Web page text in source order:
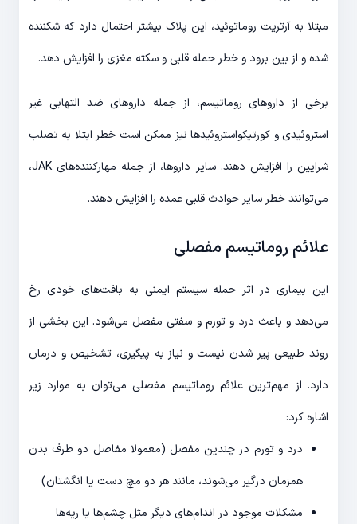
مبتلا به آرتریت روماتوئید، این پلاک بیشتر احتمال دارد که شکننده
شده و از بین برود و خطر حمله قلبی و سکته مغزی را افزایش دهد.
برخی از داروهای روماتیسم، از جمله داروهای ضد التهابی غیر
استروئیدی و کورتیکواستروئیدها نیز ممکن است خطر ابتلا به تصلب
شرایین را افزایش دهند. سایر داروها، از جمله مهارکننده‌های JAK،
می‌توانند خطر سایر حوادث قلبی عمده را افزایش دهند.
علائم روماتیسم مفصلی
این بیماری در اثر حمله سیستم ایمنی به بافت‌های خودی رخ
می‌دهد و باعث درد و تورم و سفتی مفصل می‌شود. این بخشی از
روند طبیعی پیر شدن نیست و نیاز به پیگیری، تشخیص و درمان
دارد. از مهم‌ترین علائم روماتیسم مفصلی می‌توان به موارد زیر
اشاره کرد:
درد و تورم در چندین مفصل (معمولا مفاصل دو طرف بدن
همزمان درگیر می‌شوند، مانند هر دو مچ دست یا انگشتان)
مشکلات موجود در اندام‌های دیگر مثل چشم‌ها یا ریه‌ها